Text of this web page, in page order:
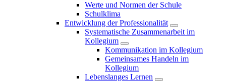
Werte und Normen der Schule
Schulklima
Entwicklung der Professionalität
Systematische Zusammenarbeit im
Kollegium
Kommunikation im Kollegium
Gemeinsames Handeln im
Kollegium
Lebenslanges Lernen